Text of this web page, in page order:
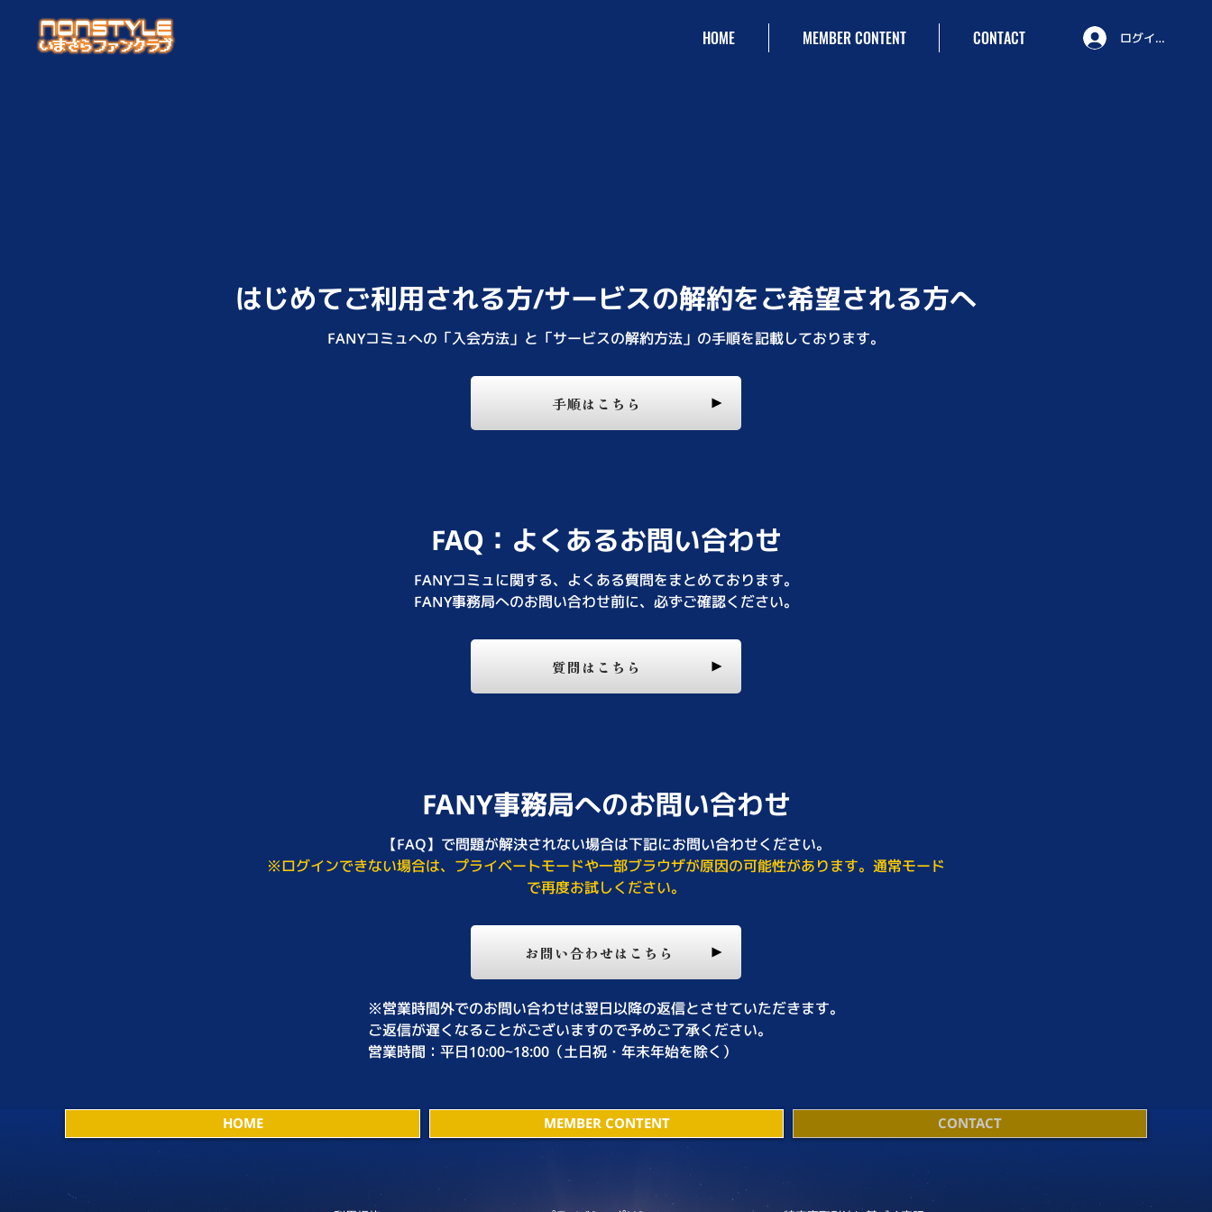
HOME MEMBER CONTENT CONTACT ログイン
はじめてご利用される方/サービスの解約をご希望される方へ
FANYコミュへの「入会方法」と「サービスの解約方法」の手順を記載しております。
手順はこちら
FAQ：よくあるお問い合わせ
FANYコミュに関する、よくある質問をまとめております。
FANY事務局へのお問い合わせ前に、必ずご確認ください。
質問はこちら
FANY事務局へのお問い合わせ
【FAQ】で問題が解決されない場合は下記にお問い合わせください。
※ログインできない場合は、プライベートモードや一部ブラウザが原因の可能性があります。通常モード
で再度お試しください。
お問い合わせはこちら
※営業時間外でのお問い合わせは翌日以降の返信とさせていただきます。
ご返信が遅くなることがございますので予めご了承ください。
営業時間：平日10:00~18:00（土日祝・年末年始を除く）
HOME MEMBER CONTENT CONTACT